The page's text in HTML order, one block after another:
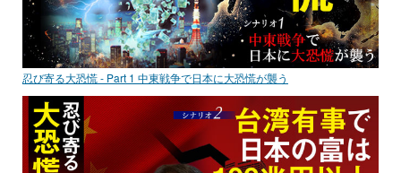
忍び寄る大恐慌 - Part 1 中東戦争で日本に大恐慌が襲う